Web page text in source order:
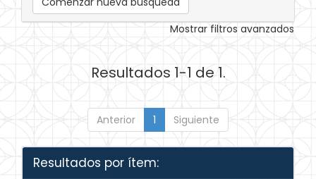
Mostrar filtros avanzados
Resultados 1-1 de 1.
Anterior 1 Siguiente
Resultados por ítem: